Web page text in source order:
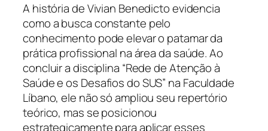
A história de Vivian Benedicto evidencia
como a busca constante pelo
conhecimento pode elevar o patamar da
prática profissional na área da saúde. Ao
concluir a disciplina “Rede de Atenção à
Saúde e os Desafios do SUS” na Faculdade
Líbano, ele não só ampliou seu repertório
teórico, mas se posicionou
estrategicamente para aplicar esses